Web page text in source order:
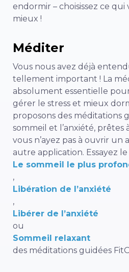
endormir – choisissez ce
mieux !
Méditer
Vous nous avez déjà
tellement important ! La
absolument essentielle
gérer le stress et mieux
proposons des méditations
sommeil et l’anxiété, prêtes
vous n’ayez pas à ouvrir
autre application. Essayez le
Le sommeil le plus
,
Libération de l’anxiété
,
Libérer de l’anxiété
ou
Sommeil relaxant
des méditations guidées